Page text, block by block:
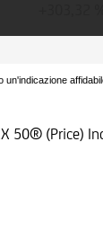
50® (Price)